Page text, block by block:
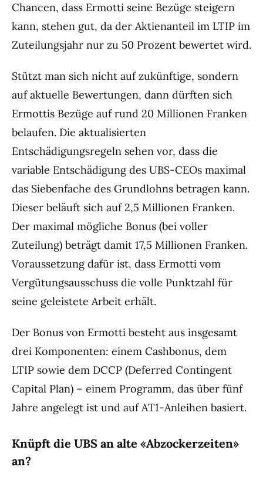
Chancen, dass Ermotti seine Bezüge steigern
kann, stehen gut, da der Aktienanteil im LTIP im
Zuteilungsjahr nur zu 50 Prozent bewertet wird.
Stützt man sich nicht auf zukünftige, sondern
auf aktuelle Bewertungen, dann dürften sich
Ermottis Bezüge auf rund 20 Millionen Franken
belaufen. Die aktualisierten
Entschädigungsregeln sehen vor, dass die
variable Entschädigung des UBS-CEOs maximal
das Siebenfache des Grundlohns betragen kann.
Dieser beläuft sich auf 2,5 Millionen Franken.
Der maximal mögliche Bonus (bei voller
Zuteilung) beträgt damit 17,5 Millionen Franken.
Voraussetzung dafür ist, dass Ermotti vom
Vergütungsausschuss die volle Punktzahl für
seine geleistete Arbeit erhält.
Der Bonus von Ermotti besteht aus insgesamt
drei Komponenten: einem Cashbonus, dem
LTIP sowie dem DCCP (Deferred Contingent
Capital Plan) – einem Programm, das über fünf
Jahre angelegt ist und auf AT1-Anleihen basiert.
Knüpft die UBS an alte «Abzockerzeiten»
an?